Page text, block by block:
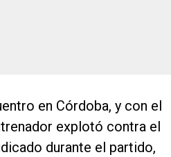
en Córdoba, y con el
explotó contra el
durante el partido,